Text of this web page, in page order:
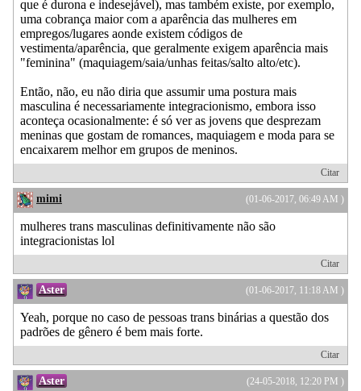
que é durona e indesejável), mas também existe, por exemplo,
uma cobrança maior com a aparência das mulheres em
empregos/lugares aonde existem códigos de
vestimenta/aparência, que geralmente exigem aparência mais
"feminina" (maquiagem/saia/unhas feitas/salto alto/etc).
Então, não, eu não diria que assumir uma postura mais
masculina é necessariamente integracionismo, embora isso
aconteça ocasionalmente: é só ver as jovens que desprezam
meninas que gostam de romances, maquiagem e moda para se
encaixarem melhor em grupos de meninos.
Citar
(01-06-2017, 06:49 AM )
mimi
mulheres trans masculinas definitivamente não são
integracionistas lol
Citar
(01-06-2017, 11:18 AM )
Aster
Yeah, porque no caso de pessoas trans binárias a questão dos
padrões de gênero é bem mais forte.
Citar
(24-05-2018, 12:20 PM )
Aster